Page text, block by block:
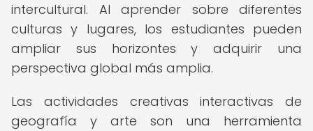
intercultural. Al aprender sobre diferentes
culturas y lugares, los estudiantes pueden
ampliar sus horizontes y adquirir una
perspectiva global más amplia.
Las actividades creativas interactivas de
geografía y arte son una herramienta